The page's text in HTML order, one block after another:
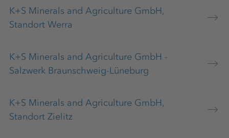
K+S Minerals and Agriculture GmbH,
Standort Werra
K+S Minerals and Agriculture GmbH -
Salzwerk Braunschweig-Lüneburg
K+S Minerals and Agriculture GmbH,
Standort Zielitz